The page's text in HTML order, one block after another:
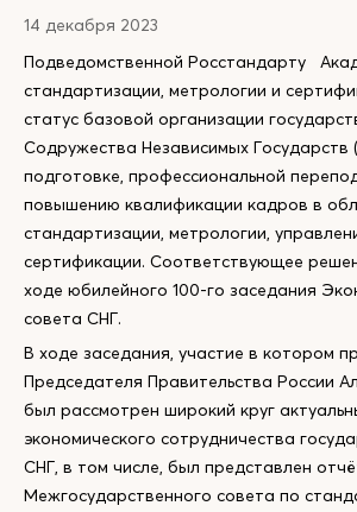
14 декабря 2023
Подведомственной Росстандарту
стандартизации, метрологии и
статус базовой организации
Содружества Независимых Государств
подготовке, профессиональной
повышению квалификации кадров в
стандартизации, метрологии,
сертификации. Соответствующее
ходе юбилейного 100-го заседания
совета СНГ.
В ходе заседания, участие в котором
Председателя Правительства России
был рассмотрен широкий круг
экономического сотрудничества
СНГ, в том числе, был представлен
Межгосударственного совета по